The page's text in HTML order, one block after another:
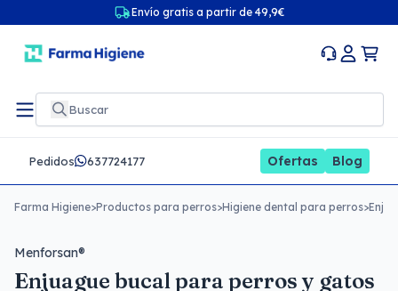
Envío gratis a partir de 49,9€
Pedidos 637724177 Ofertas Blog
Farma Higiene>Productos para perros>Higiene dental para perros>
Menforsan®
Enjuague bucal para perros y gatos